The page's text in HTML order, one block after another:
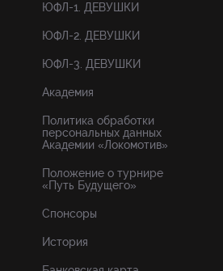
ЮФЛ-1. ДЕВУШКИ
ЮФЛ-2. ДЕВУШКИ
ЮФЛ-3. ДЕВУШКИ
Академия
Политика обработки
персональных данных
Академии «Локомотив»
Положение о турнире
«Путь Будущего»
Спонсоры
История